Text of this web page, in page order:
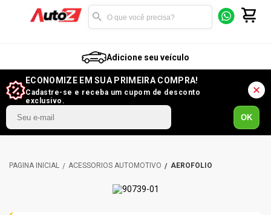
Adicione seu veículo
ECONOMIZE EM SUA PRIMEIRA COMPRA!
Cadastre-se e receba um cupom de desconto
exclusivo.
OK
ACESSÓRIOS AUTOMOTIVO AEROFÓLIO